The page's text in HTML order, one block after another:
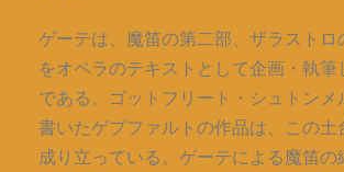
ゲーテは、魔笛の第二部、ザラストロ
をオペラのテキストとして企画・執筆
である。ゴットフリート・シュトンメ
書いたゲプファルトの作品は、この土
成り立っている。ゲーテによる魔笛の